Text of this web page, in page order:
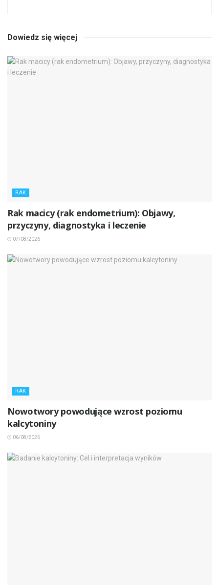
Dowiedz się więcej
RAK
Rak macicy (rak endometrium): Objawy,
przyczyny, diagnostyka i leczenie
07/08/2026
RAK
Nowotwory powodujące wzrost poziomu
kalcytoniny
06/08/2026